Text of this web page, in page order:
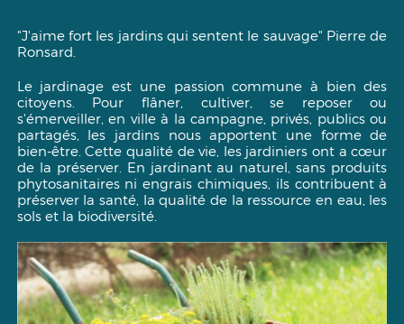
"J'aime fort les jardins qui sentent le sauvage" Pierre de
Ronsard.
Le jardinage est une passion commune à bien des
citoyens. Pour flâner, cultiver, se reposer ou
s'émerveiller, en ville à la campagne, privés, publics ou
partagés, les jardins nous apportent une forme de
bien-être. Cette qualité de vie, les jardiniers ont a cœur
de la préserver. En jardinant au naturel, sans produits
phytosanitaires ni engrais chimiques, ils contribuent à
préserver la santé, la qualité de la ressource en eau, les
sols et la biodiversité.